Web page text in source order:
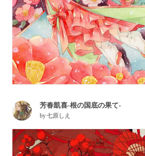
芳春凱喜-根の国底の果て-
by七原しえ